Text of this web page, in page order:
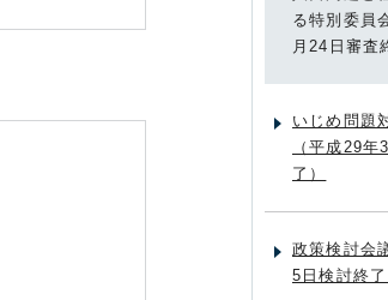
る特別委員
月24日審査
いじめ問題
（平成29
了）
政策検討会
5日検討終了